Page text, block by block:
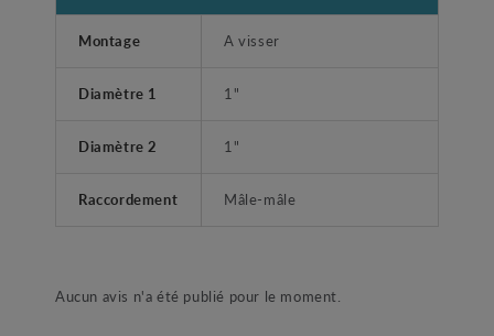
Montage A visser
Diamètre 1 1"
Diamètre 2 1"
Raccordement Mâle-mâle
Aucun avis n'a été publié pour le moment.